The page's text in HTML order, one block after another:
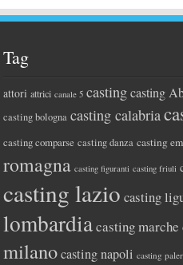
Tag
attori attrici canale 5 casting casting
casting bologna casting calabria
casting comparse casting danza casting
romagna casting figuranti casting friuli
casting lazio casting
lombardiacasting marche
milano casting napoli casting